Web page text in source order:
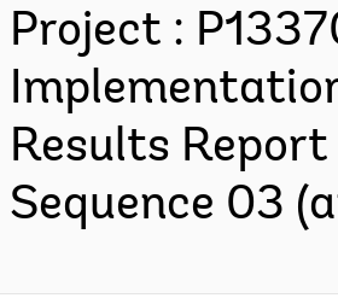
Project :
Results Report
Sequence 03